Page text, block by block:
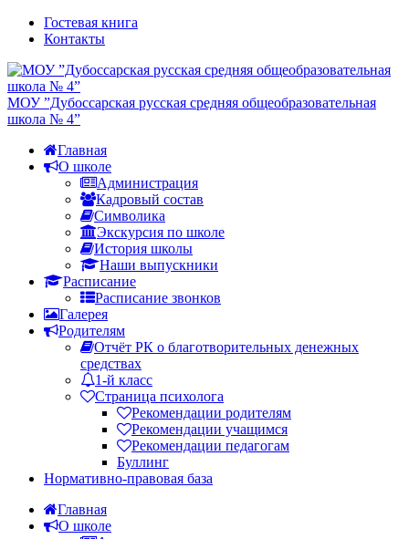
Гостевая книга
Контакты
МОУ ”Дубоссарская русская средняя общеобразовательная
школа № 4”
Главная
О школе
Администрация
Кадровый состав
Символика
Экскурсия по школе
История школы
Наши выпускники
Расписание
Расписание звонков
Галерея
Родителям
Отчёт РК о благотворительных денежных
средствах
1-й класс
Страница психолога
Рекомендации родителям
Рекомендации учащимся
Рекомендации педагогам
Буллинг
Нормативно-правовая база
Главная
О школе